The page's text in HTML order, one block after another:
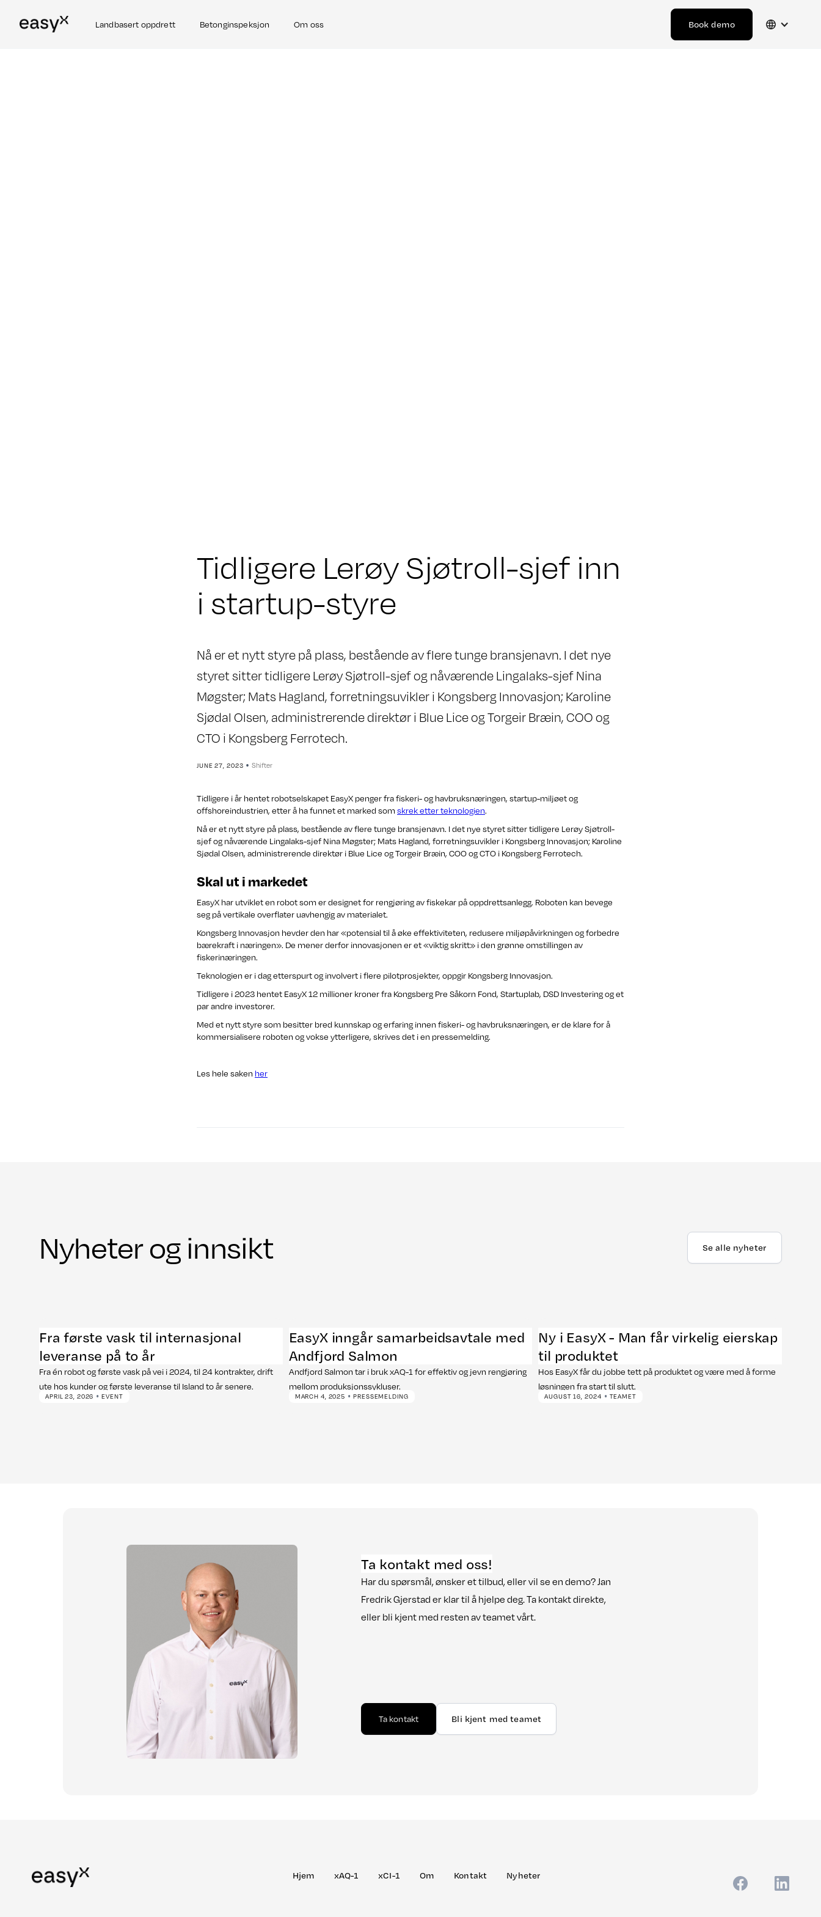
Landbasert oppdrett Betonginspeksjon Om oss Book demo
Tidligere Lerøy Sjøtroll-sjef inn
i startup-styre
Nå er et nytt styre på plass, bestående av flere tunge bransjenavn. I det nye
styret sitter tidligere Lerøy Sjøtroll-sjef og nåværende Lingalaks-sjef Nina
Møgster; Mats Hagland, forretningsuvikler i Kongsberg Innovasjon; Karoline
Sjødal Olsen, administrerende direktør i Blue Lice og Torgeir Bræin, COO og
CTO i Kongsberg Ferrotech.
JUNE 27, 2023 • Shifter
Tidligere i år hentet robotselskapet EasyX penger fra fiskeri- og havbruksnæringen, startup-miljøet og
offshoreindustrien, etter å ha funnet et marked som skrek etter teknologien.
Nå er et nytt styre på plass, bestående av flere tunge bransjenavn. I det nye styret sitter tidligere Lerøy Sjøtroll-
sjef og nåværende Lingalaks-sjef Nina Møgster; Mats Hagland, forretningsuvikler i Kongsberg Innovasjon; Karoline
Sjødal Olsen, administrerende direktør i Blue Lice og Torgeir Bræin, COO og CTO i Kongsberg Ferrotech.
Skal ut i markedet
EasyX har utviklet en robot som er designet for rengjøring av fiskekar på oppdrettsanlegg. Roboten kan bevege
seg på vertikale overflater uavhengig av materialet.
Kongsberg Innovasjon hevder den har «potensial til å øke effektiviteten, redusere miljøpåvirkningen og forbedre
bærekraft i næringen». De mener derfor innovasjonen er et «viktig skritt» i den grønne omstillingen av
fiskerinæringen.
Teknologien er i dag etterspurt og involvert i flere pilotprosjekter, oppgir Kongsberg Innovasjon.
Tidligere i 2023 hentet EasyX 12 millioner kroner fra Kongsberg Pre Såkorn Fond, Startuplab, DSD Investering og et
par andre investorer.
Med et nytt styre som besitter bred kunnskap og erfaring innen fiskeri- og havbruksnæringen, er de klare for å
kommersialisere roboten og vokse ytterligere, skrives det i en pressemelding.
Les hele saken her
Nyheter og innsikt Se alle nyheter
Fra første vask til internasjonal
leveranse på to år
Fra én robot og første vask på vei i 2024, til 24 kontrakter, drift
ute hos kunder og første leveranse til Island to år senere.
APRIL 23, 2026 • EVENT
EasyX inngår samarbeidsavtale med
Andfjord Salmon
Andfjord Salmon tar i bruk xAQ-1 for effektiv og jevn rengjøring
mellom produksjonssykluser.
MARCH 4, 2025 • PRESSEMELDING
Ny i EasyX - Man får virkelig eierskap
til produktet
Hos EasyX får du jobbe tett på produktet og være med å forme
løsningen fra start til slutt.
AUGUST 16, 2024 • TEAMET
Ta kontakt med oss!
Har du spørsmål, ønsker et tilbud, eller vil se en demo? Jan
Fredrik Gjerstad er klar til å hjelpe deg. Ta kontakt direkte,
eller bli kjent med resten av teamet vårt.
Ta kontakt Bli kjent med teamet
Hjem xAQ-1 xCI-1 Om Kontakt Nyheter